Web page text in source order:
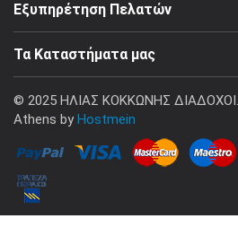
Εξυπηρέτηση Πελατών
Τα Καταστήματα μας
© 2025 ΗΛΙΑΣ ΚΟΚΚΩΝΗΣ ΔΙΑΔΟΧΟΙ.
Athens by Hostmein